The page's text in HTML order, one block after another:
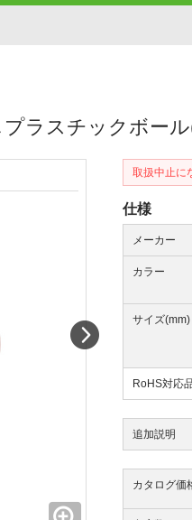
ラスチックボール
取扱中止に
仕様
メーカー
カラー
サイズ(mm)
RoHS対応
追加説明
カタログ価